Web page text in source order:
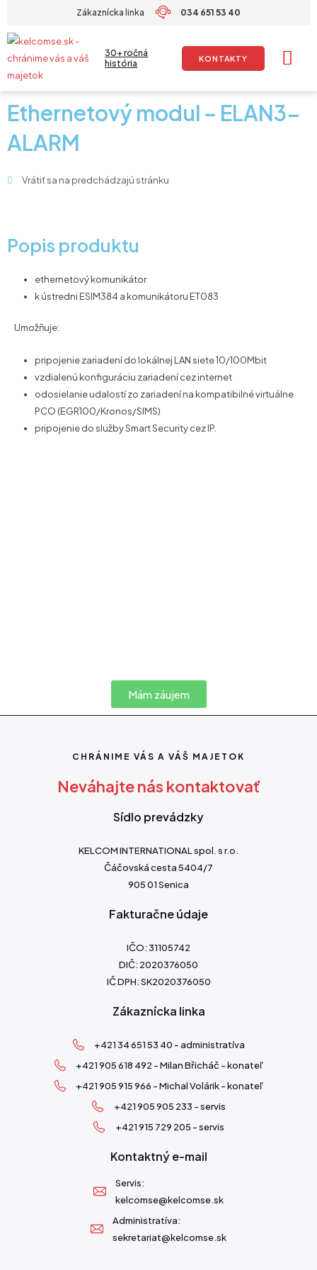
obsah
Zákaznícka linka 034 651 53 40
30+ ročná
história
KONTAKTY
Ethernetový modul – ELAN3-
ALARM
Vrátiť sa na predchádzajú stránku
Popis produktu
ethernetový komunikátor
k ústredni ESIM384 a komunikátoru ET083
Umožňuje:
pripojenie zariadení do lokálnej LAN siete 10/100Mbit
vzdialenú konfiguráciu zariadení cez internet
odosielanie udalostí zo zariadení na kompatibilné virtuálne
PCO (EGR100/Kronos/SIMS)
pripojenie do služby Smart Security cez IP.
Mám záujem
CHRÁNIME VÁS A VÁŠ MAJETOK
Neváhajte nás kontaktovať
Sídlo prevádzky
KELCOM INTERNATIONAL spol. s r.o.
Čáčovská cesta 5404/7
905 01 Senica
Fakturačne údaje
IČO: 31105742
DIČ: 2020376050
IČ DPH: SK2020376050
Zákaznícka linka
+421 34 651 53 40 - administratíva
+421 905 618 492 - Milan Břicháč - konateľ
+421 905 915 966 - Michal Volárik - konateľ
+421 905 905 233 - servis
+421 915 729 205 - servis
Kontaktný e-mail
Servis:
kelcomse@kelcomse.sk
Administratíva:
sekretariat@kelcomse.sk